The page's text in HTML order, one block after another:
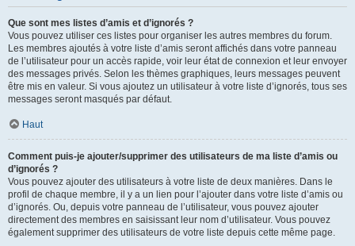
Que sont mes listes d’amis et d’ignorés ?
Vous pouvez utiliser ces listes pour organiser les autres membres du forum.
Les membres ajoutés à votre liste d’amis seront affichés dans votre panneau
de l’utilisateur pour un accès rapide, voir leur état de connexion et leur envoyer
des messages privés. Selon les thèmes graphiques, leurs messages peuvent
être mis en valeur. Si vous ajoutez un utilisateur à votre liste d’ignorés, tous ses
messages seront masqués par défaut.
Haut
Comment puis-je ajouter/supprimer des utilisateurs de ma liste d’amis ou
d’ignorés ?
Vous pouvez ajouter des utilisateurs à votre liste de deux manières. Dans le
profil de chaque membre, il y a un lien pour l’ajouter dans votre liste d’amis ou
d’ignorés. Ou, depuis votre panneau de l’utilisateur, vous pouvez ajouter
directement des membres en saisissant leur nom d’utilisateur. Vous pouvez
également supprimer des utilisateurs de votre liste depuis cette même page.